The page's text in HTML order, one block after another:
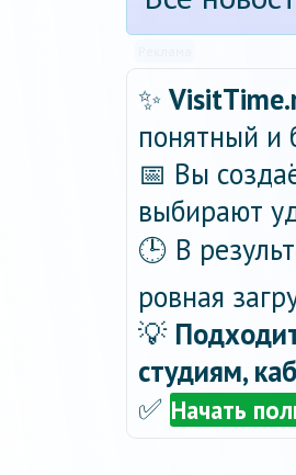
✨
понятный и
📅 Вы
выбирают
🕒 В
ровная
💡
студиям,
✅ Начать